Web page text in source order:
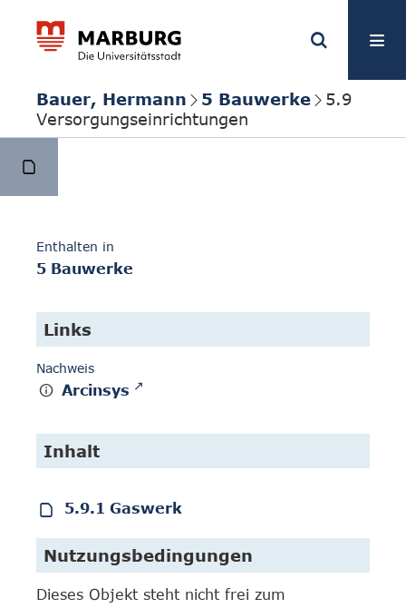
Bauer, Hermann 5 Bauwerke
5.9
Versorgungseinrichtungen
Enthalten in
5 Bauwerke
Links
Nachweis
Arcinsys
Inhalt
5.9.1 Gaswerk
Nutzungsbedingungen
Dieses Objekt steht nicht frei zum